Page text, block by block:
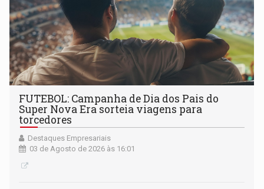
FUTEBOL: Campanha de Dia dos Pais do
Super Nova Era sorteia viagens para
torcedores
Destaques Empresariais
03 de Agosto de 2026 às 16:01